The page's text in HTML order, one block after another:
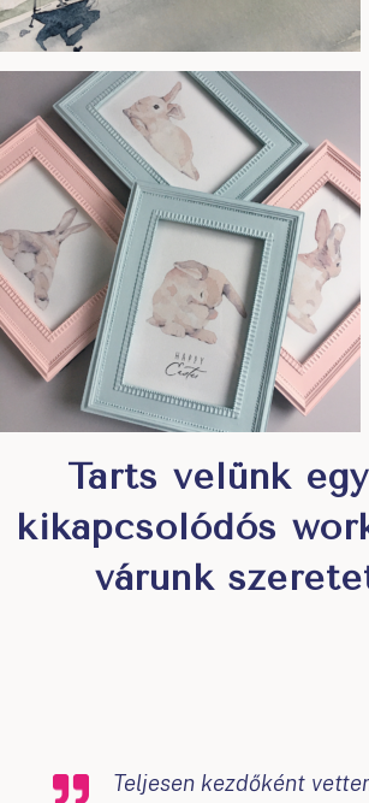
Tarts velünk
kikapcsolódós
várunk
Teljesen kezdőként